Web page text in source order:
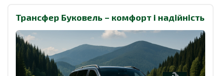
Трансфер Буковель – комфорт і надійність